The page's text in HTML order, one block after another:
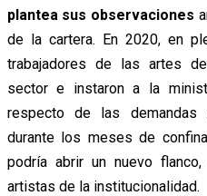
plantea sus observaciones
de la cartera. En 2020, en
trabajadores de las artes
sector e instaron a la
respecto de las demandas
durante los meses de
podría abrir un nuevo
artistas de la institucionalidad.